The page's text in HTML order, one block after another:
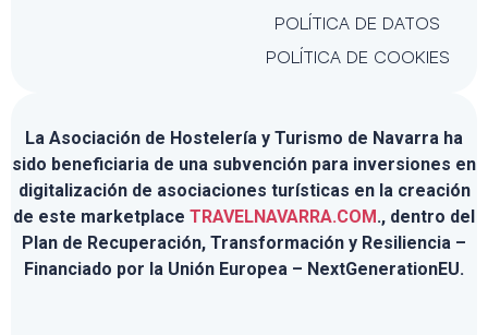
POLÍTICA DE DATOS
POLÍTICA DE COOKIES
La Asociación de Hostelería y Turismo de Navarra ha
sido beneficiaria de una subvención para inversiones en
digitalización de asociaciones turísticas en la creación
de este marketplace TRAVELNAVARRA.COM., dentro del
Plan de Recuperación, Transformación y Resiliencia –
Financiado por la Unión Europea – NextGenerationEU.